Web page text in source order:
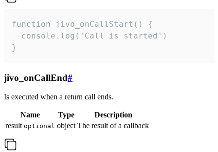
function jivo_onCallStart() {
  console.log('Call is started')
}
jivo_onCallEnd#
Is executed when a return call ends.
Name Type
Description
result optional object The result of a callback